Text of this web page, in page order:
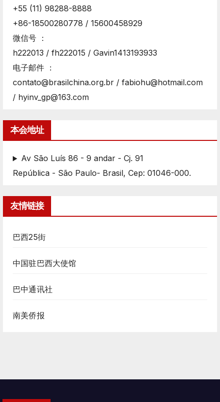
+55 (11) 98288-8888
+86-18500280778 / 15600458929
微信号 ：
h222013 / fh222015 / Gavin1413193933
电子邮件 ：
contato@brasilchina.org.br / fabiohu@hotmail.com
/ hyinv_gp@163.com
本会地址
Av São Luís 86 - 9 andar - Cj. 91
República - São Paulo- Brasil, Cep: 01046-000.
友情链接
巴西25街
中国驻巴西大使馆
巴中通讯社
南美侨报